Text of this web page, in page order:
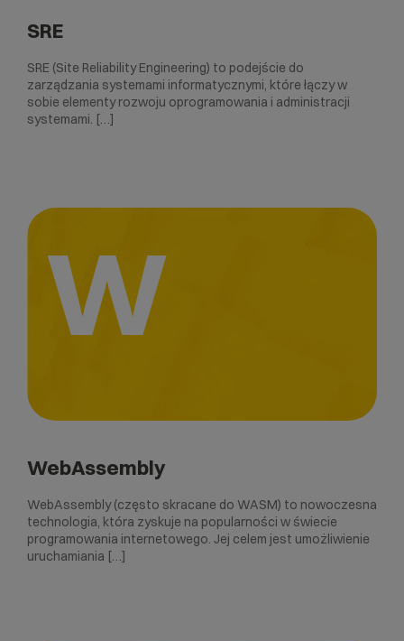
SRE
SRE (Site Reliability Engineering) to podejście do
zarządzania systemami informatycznymi, które łączy w
sobie elementy rozwoju oprogramowania i administracji
systemami. […]
W
WebAssembly
WebAssembly (często skracane do WASM) to nowoczesna
technologia, która zyskuje na popularności w świecie
programowania internetowego. Jej celem jest umożliwienie
uruchamiania […]